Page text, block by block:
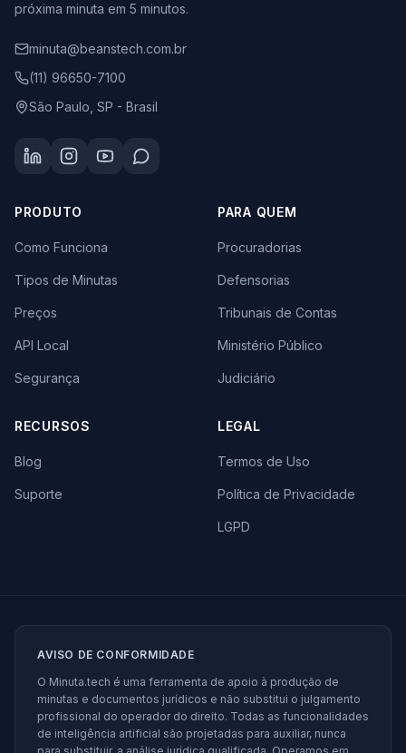
próxima minuta em 5 minutos.
minuta@beanstech.com.br
(11) 96650-7100
São Paulo, SP - Brasil
PRODUTO
Como Funciona
Tipos de Minutas
Preços
API Local
Segurança
PARA QUEM
Procuradorias
Defensorias
Tribunais de Contas
Ministério Público
Judiciário
RECURSOS
Blog
Suporte
LEGAL
Termos de Uso
Política de Privacidade
LGPD
AVISO DE CONFORMIDADE
O Minuta.tech é uma ferramenta de apoio à produção de
minutas e documentos jurídicos e não substitui o julgamento
profissional do operador do direito. Todas as funcionalidades
de inteligência artificial são projetadas para auxiliar, nunca